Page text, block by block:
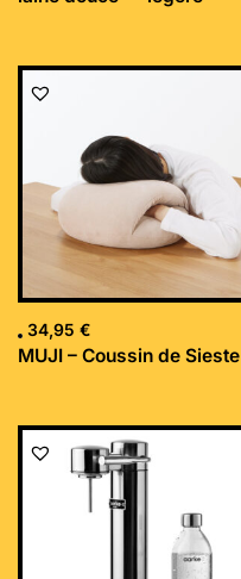
34,95 €
MUJI – Coussin de Sieste